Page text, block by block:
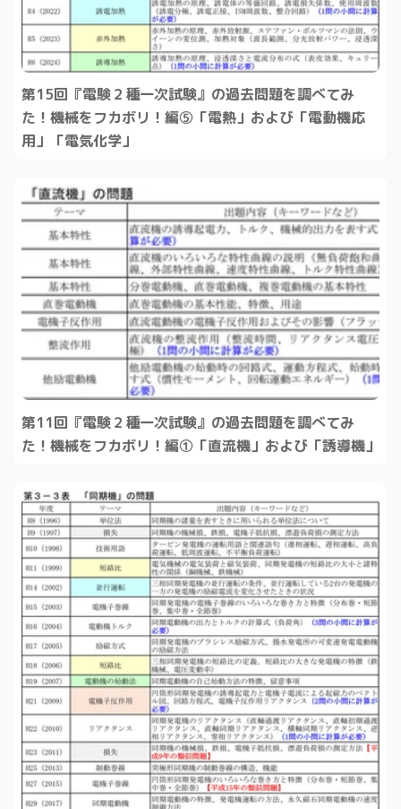
第15回『電験２種一次試験』の過去問題を調べてみ
た！機械をフカボリ！編⑤「電熱」および「電動機応
用」「電気化学」
第11回『電験２種一次試験』の過去問題を調べてみ
た！機械をフカボリ！編①「直流機」および「誘導機」